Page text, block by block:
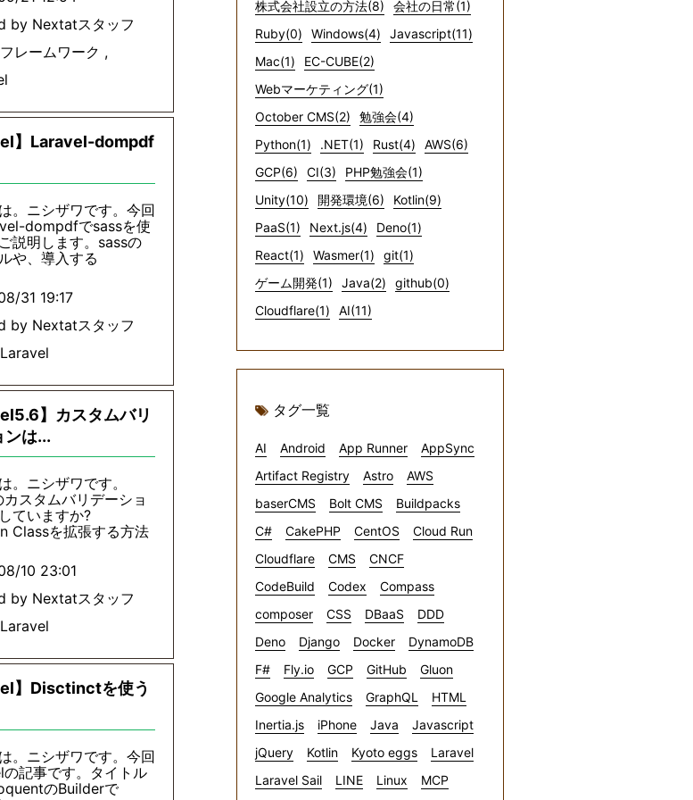
by Nextatスタッフ
フレームワーク ,
】Laravel-dompdf
。ニシザワです。今回
dompdfでsassを使
説明します。sassの
や、導入する
31 19:17
by Nextatスタッフ
Laravel
】カスタムバリ
ンは...
。ニシザワです。
スタムバリデーショ
ていますか?
Classを拡張する方法
10 23:01
by Nextatスタッフ
Laravel
】Disctinctを使う
。ニシザワです。今回
の記事です。タイトル
のBuilderで
株式会社設立の方法(8)
会社の日常(1)
Ruby(0)
Windows(4)
Javascript(11)
Mac(1)
EC-CUBE(2)
Webマーケティング(1)
October CMS(2)
勉強会(4)
Python(1)
.NET(1) Rust(4)
AWS(6)
GCP(6)
CI(3)
PHP勉強会(1)
Unity(10)
開発環境(6)
Kotlin(9)
PaaS(1)
Next.js(4)
Deno(1)
React(1)
Wasmer(1)
git(1)
ゲーム開発(1)
Java(2)
github(0)
Cloudflare(1)
AI(11)
タグ一覧
AI Android App Runner
AppSync
Artifact Registry
Astro
AWS
baserCMS
Bolt CMS
Buildpacks
C#
CakePHP CentOS
Cloud Run
Cloudflare
CMS
CNCF
CodeBuild
Codex
Compass
composer
CSS DBaaS
DDD
Deno
Django Docker
DynamoDB
F#
Fly.io GCP GitHub
Gluon
Google Analytics
GraphQL
HTML
Inertia.js
iPhone Java
Javascript
jQuery
Kotlin Kyoto eggs
Laravel
Laravel Sail
LINE Linux MCP